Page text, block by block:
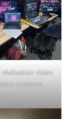
video
cameras